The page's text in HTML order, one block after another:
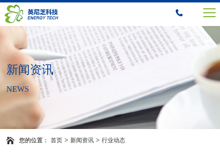
新闻资讯
NEWS
您的位置： 首页 >新闻资讯 >行业动态